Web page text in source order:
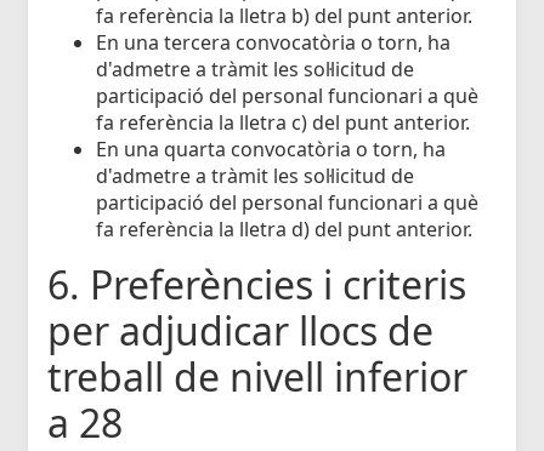
fa referència la lletra b) del punt anterior.
En una tercera convocatòria o torn, ha
d'admetre a tràmit les sol·licitud de
participació del personal funcionari a què
fa referència la lletra c) del punt anterior.
En una quarta convocatòria o torn, ha
d'admetre a tràmit les sol·licitud de
participació del personal funcionari a què
fa referència la lletra d) del punt anterior.
6. Preferències i criteris
per adjudicar llocs de
treball de nivell inferior
a 28